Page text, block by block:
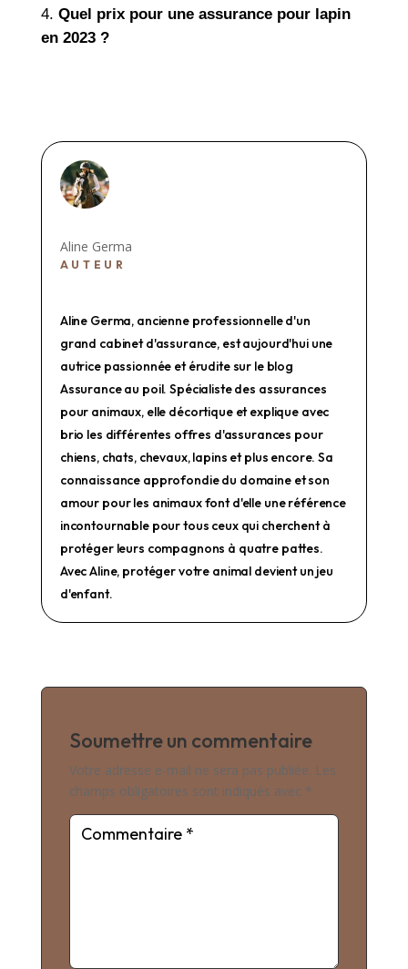
Quel prix pour une assurance pour lapin
en 2023 ?
Aline Germa
AUTEUR
Aline Germa, ancienne professionnelle d'un
grand cabinet d'assurance, est aujourd'hui une
autrice passionnée et érudite sur le blog
Assurance au poil. Spécialiste des assurances
pour animaux, elle décortique et explique avec
brio les différentes offres d'assurances pour
chiens, chats, chevaux, lapins et plus encore. Sa
connaissance approfondie du domaine et son
amour pour les animaux font d'elle une référence
incontournable pour tous ceux qui cherchent à
protéger leurs compagnons à quatre pattes.
Avec Aline, protéger votre animal devient un jeu
d'enfant.
Soumettre un commentaire
Votre adresse e-mail ne sera pas publiée. Les
champs obligatoires sont indiqués avec *